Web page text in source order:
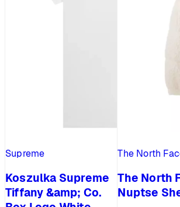
Supreme
Koszulka Supreme
Tiffany &amp; Co.
The North
The North
Nuptse